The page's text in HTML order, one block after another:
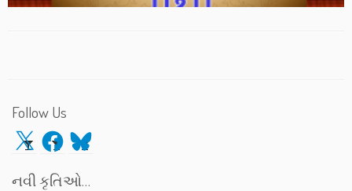
Follow Us
X Facebook
Bluesky
નવી કૃતિઓ…